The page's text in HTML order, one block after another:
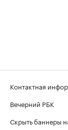
Контактная
Вечерний РБК
Скрыть баннеры